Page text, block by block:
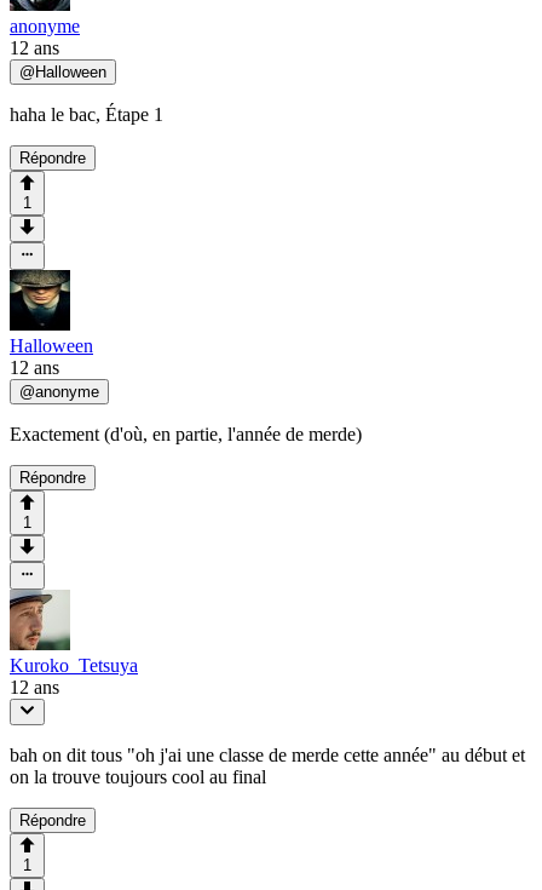
anonyme
12 ans
@Halloween
haha le bac, Étape 1
Répondre
1
Halloween
12 ans
@anonyme
Exactement (d'où, en partie, l'année de merde)
Répondre
1
Kuroko_Tetsuya
12 ans
bah on dit tous "oh j'ai une classe de merde cette année" au début et
on la trouve toujours cool au final
Répondre
1